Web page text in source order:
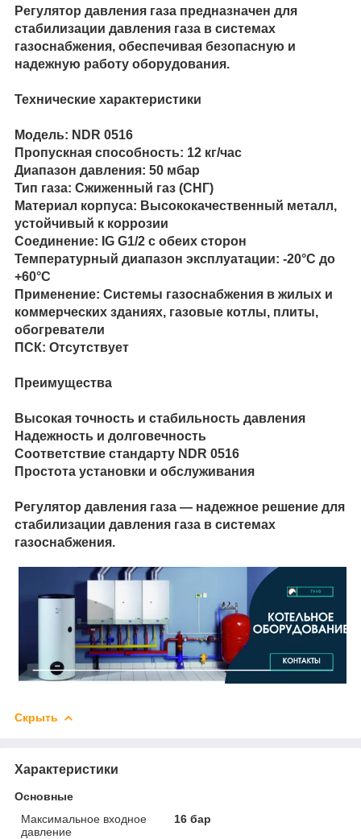
Регулятор давления газа предназначен для
стабилизации давления газа в системах
газоснабжения, обеспечивая безопасную и
надежную работу оборудования.
Технические характеристики
Модель: NDR 0516
Пропускная способность: 12 кг/час
Диапазон давления: 50 мбар
Тип газа: Сжиженный газ (СНГ)
Материал корпуса: Высококачественный металл,
устойчивый к коррозии
Соединение: IG G1/2 с обеих сторон
Температурный диапазон эксплуатации: -20°C до
+60°C
Применение: Системы газоснабжения в жилых и
коммерческих зданиях, газовые котлы, плиты,
обогреватели
ПСК: Отсутствует
Преимущества
Высокая точность и стабильность давления
Надежность и долговечность
Соответствие стандарту NDR 0516
Простота установки и обслуживания
Регулятор давления газа — надежное решение для
стабилизации давления газа в системах
газоснабжения.
Скрыть
Характеристики
Основные
Максимальное входное
давление
16 бар